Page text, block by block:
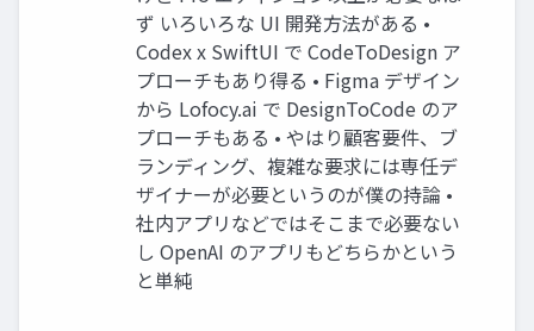
ず いろいろな UI 開発⽅法がある •
Codex x SwiftUI で CodeToDesign ア
プローチもあり得る • Figma デザイン
から Lofocy.ai で DesignToCode のア
プローチもある • やはり顧客要件、ブ
ランディング、複雑な要求には専任デ
ザイナーが必要というのが僕の持論 •
社内アプリなどではそこまで必要ない
し OpenAI のアプリもどちらかという
と単純